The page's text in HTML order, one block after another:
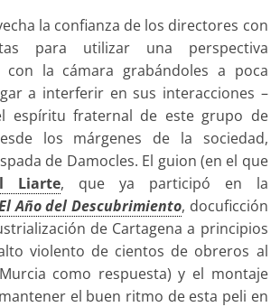
la confianza de los directores con
para utilizar una perspectiva
con la cámara grabándoles a poca
a interferir en sus interacciones –
espíritu fraternal de este grupo de
los márgenes de la sociedad,
de Damocles. El guion (en el que
Liarte, que ya participó en la
Año del Descubrimiento, docuficción
de Cartagena a principios
violento de cientos de obreros al
como respuesta) y el montaje
el buen ritmo de esta peli en